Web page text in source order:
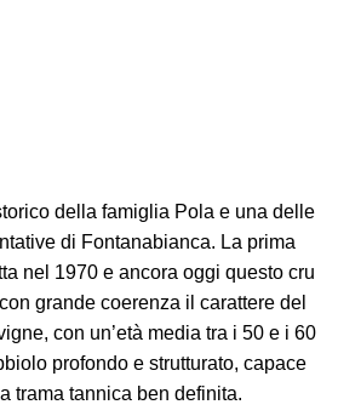
della famiglia Pola e una delle
di Fontanabianca. La prima
nel 1970 e ancora oggi questo cru
grande coerenza il carattere del
con un’età media tra i 50 e i 60
profondo e strutturato, capace
trama tannica ben definita.